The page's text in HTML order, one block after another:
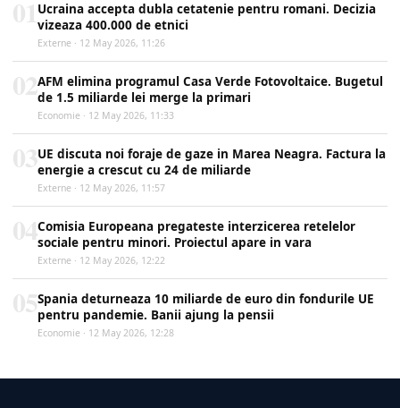
Ucraina accepta dubla cetatenie pentru romani. Decizia
vizeaza 400.000 de etnici
Externe · 12 May 2026, 11:26
AFM elimina programul Casa Verde Fotovoltaice. Bugetul
de 1.5 miliarde lei merge la primari
Economie · 12 May 2026, 11:33
UE discuta noi foraje de gaze in Marea Neagra. Factura la
energie a crescut cu 24 de miliarde
Externe · 12 May 2026, 11:57
Comisia Europeana pregateste interzicerea retelelor
sociale pentru minori. Proiectul apare in vara
Externe · 12 May 2026, 12:22
Spania deturneaza 10 miliarde de euro din fondurile UE
pentru pandemie. Banii ajung la pensii
Economie · 12 May 2026, 12:28